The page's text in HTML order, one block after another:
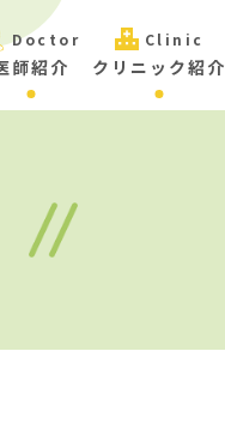
Doctor
師紹介
Clinic
クリニック紹介